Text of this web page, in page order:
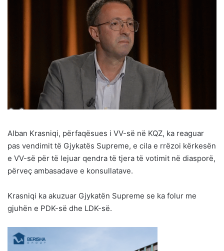
Alban Krasniqi, përfaqësues i VV-së në KQZ, ka reaguar
pas vendimit të Gjykatës Supreme, e cila e rrëzoi kërkesën
e VV-së për të lejuar qendra të tjera të votimit në diasporë,
përveç ambasadave e konsullatave.
Krasniqi ka akuzuar Gjykatën Supreme se ka folur me
gjuhën e PDK-së dhe LDK-së.